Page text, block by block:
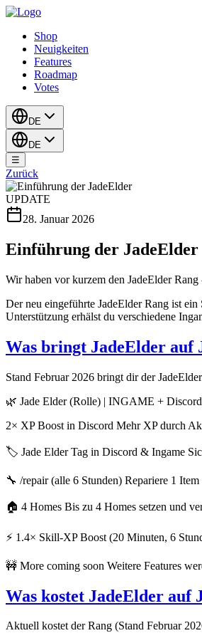
Shop
Neuigkeiten
Features
Roadmap
Votes
DE
DE
☰
Zurück
UPDATE
28. Januar 2026
Einführung der JadeElder
Wir haben vor kurzem den JadeElder
Der neu eingeführte JadeElder Rang ist
Unterstützung erhälst du verschiedene
Was bringt JadeElder auf
Stand Februar 2026 bringt dir der
🌿 Jade Elder (Rolle) | INGAME +
2× XP Boost in Discord Mehr XP durch
🏷️ Jade Elder Tag in Discord & Ingame
🔧 /repair (alle 6 Stunden) Repariere 1
🏠 4 Homes Bis zu 4 Homes setzen und
⚡ 1.4× Skill-XP Boost (20 Minuten, 6
🚧 More coming soon Weitere Features
Was kostet JadeElder auf
Aktuell kostet der Rang (Stand Februar